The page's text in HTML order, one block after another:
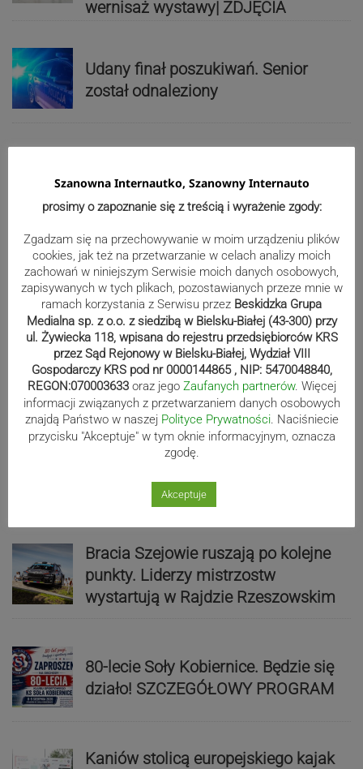
wernisaż wystawy| ZDJĘCIA
Udany finał poszukiwań. Senior
został odnaleziony
Sport
Mistrzowie świata z MCK Żywiec!
Bracia Szejowie ruszają po kolejne
punkty. Liderzy mistrzostw
wystartują w Rajdzie Rzeszowskim
80-lecie Soły Kobiernice. Będzie się
działo! SZCZEGÓŁOWY PROGRAM
Kaniów stolicą europejskiego kajak
Szanowna Internautko, Szanowny Internauto
prosimy o zapoznanie się z treścią i wyrażenie zgody:
Zgadzam się na przechowywanie w moim urządzeniu plików
cookies, jak też na przetwarzanie w celach analizy moich
zachowań w niniejszym Serwisie moich danych osobowych,
zapisywanych w tych plikach, pozostawianych przeze mnie w
ramach korzystania z Serwisu przez Beskidzka Grupa
Medialna sp. z o.o. z siedzibą w Bielsku-Białej (43-300) przy
ul. Żywiecka 118, wpisana do rejestru przedsiębiorców KRS
przez Sąd Rejonowy w Bielsku-Białej, Wydział VIII
Gospodarczy KRS pod nr 0000144865 , NIP: 5470048840,
REGON:070003633 oraz jego Zaufanych partnerów. Więcej
informacji związanych z przetwarzaniem danych osobowych
znajdą Państwo w naszej Polityce Prywatności. Naciśniecie
przycisku "Akceptuje" w tym oknie informacyjnym, oznacza
zgodę.
Akceptuje